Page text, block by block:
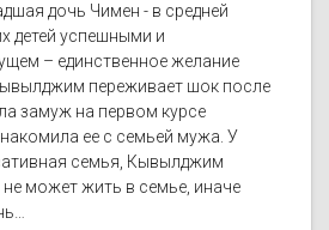
дочь Чимен - в средней
детей успешными и
– единственное желание
переживает шок после
замуж на первом курсе
ее с семьей мужа. У
семья, Кывылджим
может жить в семье, иначе